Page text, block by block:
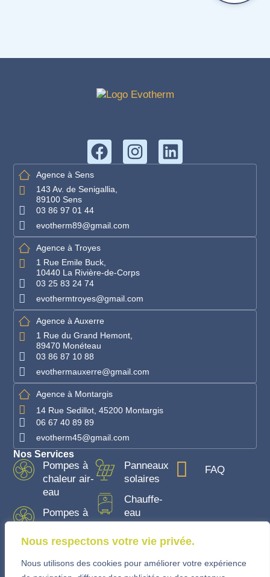
Nous respectons votre vie privée.
Nous utilisons des cookies pour améliorer votre expérience
Agence à Sens
143 Av. de Senigallia,
89100 Sens
03 86 97 01 44
evotherm89@gmail.com
Agence à Troyes
1 Rue Emile Buck,
10440 La Rivière-de-Corps
03 25 83 24 74
evothermtroyes@gmail.com
Agence à Auxerre
1 Rue du Grand Hemont,
89470 Monéteau
03 86 87 10 88
evothermauxerre@gmail.com
Agence à Montargis
14 Rue Sedillot, 45200 Montargis
06 67 40 89 89
evotherm45@gmail.com
Nos Services
Pompes à
chaleur air-
eau
Pompes à
air
Panneaux
solaires
Chauffe-
eau
FAQ